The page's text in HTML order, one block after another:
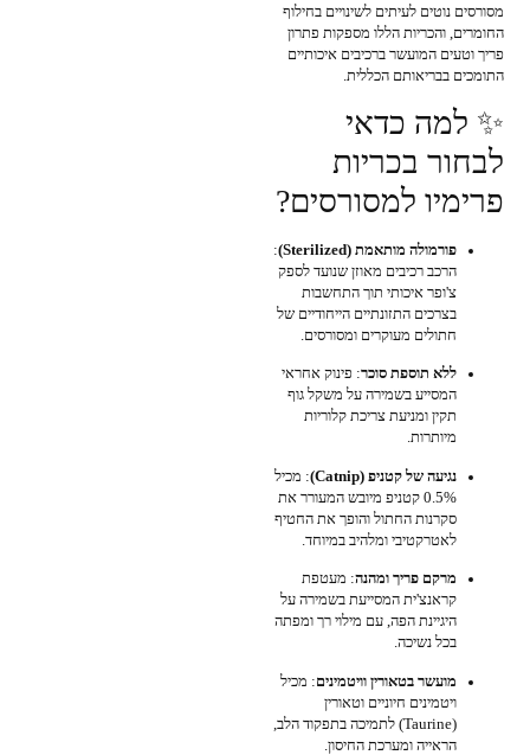
מסורסים נוטים לעיתים לשינויים בחילוף
החומרים, והכריות הללו מספקות פתרון
פריך וטעים המועשר ברכיבים איכותיים
התומכים בבריאותם הכללית.
✨ למה כדאי
לבחור בכריות
פרימיו למסורסים?
פורמולה מותאמת (Sterilized)
:
הרכב רכיבים מאוזן שנועד לספק
צ'ופר איכותי תוך התחשבות
בצרכים התזונתיים הייחודיים של
חתולים מעוקרים ומסורסים.
ללא תוספת סוכר: פינוק אחראי
המסייע בשמירה על משקל גוף
תקין ומניעת צריכת קלוריות
מיותרות.
נגיעה של קטניפ (Catnip)
: מכיל
0.5% קטניפ מיובש המעורר את
סקרנות החתול והופך את החטיף
לאטרקטיבי ומלהיב במיוחד.
מרקם פריך ומהנה: מעטפת
קראנצ'ית המסייעת בשמירה על
היגיינת הפה, עם מילוי רך ומפתה
בכל נשיכה.
מועשר בטאורין וויטמינים: מכיל
ויטמינים חיוניים וטאורין
(Taurine) לתמיכה בתפקוד הלב,
הראייה ומערכת החיסון.